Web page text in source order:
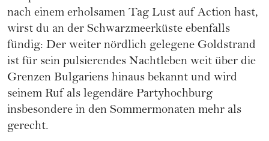
nach einem erholsamen Tag Lust auf Action hast,
wirst du an der Schwarzmeerküste ebenfalls
fündig: Der weiter nördlich gelegene Goldstrand
ist für sein pulsierendes Nachtleben weit über die
Grenzen Bulgariens hinaus bekannt und wird
seinem Ruf als legendäre Partyhochburg
insbesondere in den Sommermonaten mehr als
gerecht.